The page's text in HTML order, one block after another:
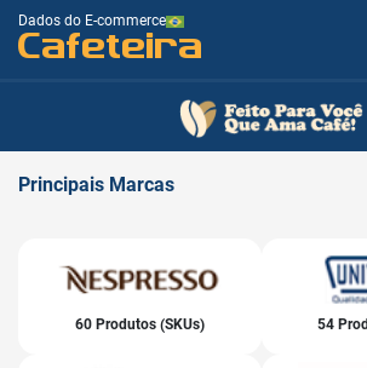
Dados do E-commerce
Cafeteira
Principais Marcas
60 Produtos (SKUs) 54